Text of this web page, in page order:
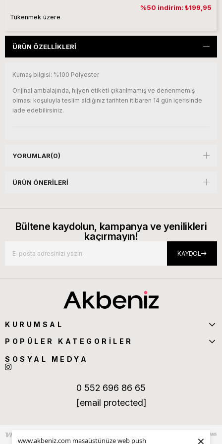
www.akbeniz.com masaüstünüze web push
%50 indirim: ₺199,95
Tükenmek üzere
ÜRÜN ÖZELLIKLERI
Kumaş bilgisi: %100 Polyester
Orijinal ambalajında, hijyen etiketi çıkarılmamış ve denenmemiş
olması koşuluyla teslim aldığınız tarihten itibaren 14 gün içerisinde
iade edebilirsiniz.
YORUMLAR(0)
ÜRÜN ÖNERILERI
Bültene kaydolun, kampanya ve yenilikleri
kaçırmayın!
KAYDOL
KURUMSAL
POPÜLER KATEGORİLER
SOSYAL MEDYA
0 552 696 86 65
[email protected]